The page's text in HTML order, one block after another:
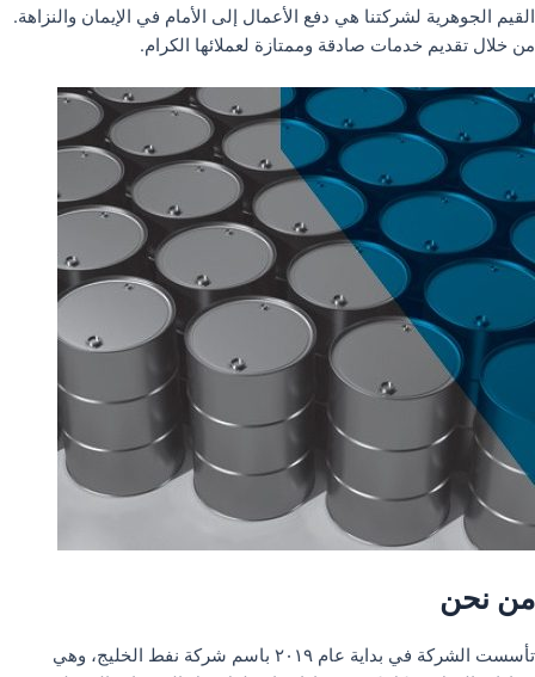
القيم الجوهرية لشركتنا هي دفع الأعمال إلى الأمام في الإيمان والنزاهة.
من خلال تقديم خدمات صادقة وممتازة لعملائها الكرام.
من نحن
تأسست الشركة في بداية عام ٢٠١٩ باسم شركة نفط الخليج، وهي